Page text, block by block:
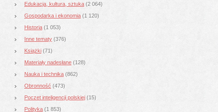
Edukacja, kultura, sztuka (2 064)
Gospodarka i ekonomia (1 120)
Historia (1 053)
Inne tematy (376)
Książki (71)
Materiały nadesłane (128)
Nauka i technika (862)
Obronność (473)
Poczet inteligencji polskiej (15)
Polityka (1 853)